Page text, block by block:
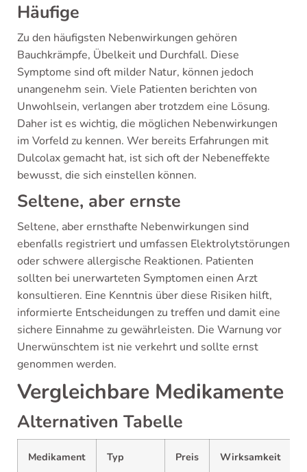
Häufige
Zu den häufigsten Nebenwirkungen gehören
Bauchkrämpfe, Übelkeit und Durchfall. Diese
Symptome sind oft milder Natur, können jedoch
unangenehm sein. Viele Patienten berichten von
Unwohlsein, verlangen aber trotzdem eine Lösung.
Daher ist es wichtig, die möglichen Nebenwirkungen
im Vorfeld zu kennen. Wer bereits Erfahrungen mit
Dulcolax gemacht hat, ist sich oft der Nebeneffekte
bewusst, die sich einstellen können.
Seltene, aber ernste
Seltene, aber ernsthafte Nebenwirkungen sind
ebenfalls registriert und umfassen Elektrolytstörungen
oder schwere allergische Reaktionen. Patienten
sollten bei unerwarteten Symptomen einen Arzt
konsultieren. Eine Kenntnis über diese Risiken hilft,
informierte Entscheidungen zu treffen und damit eine
sichere Einnahme zu gewährleisten. Die Warnung vor
Unerwünschtem ist nie verkehrt und sollte ernst
genommen werden.
Vergleichbare Medikamente
Alternativen Tabelle
Medikament Typ Preis Wirksamkeit